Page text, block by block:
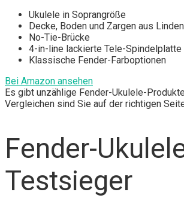
Ukulele in Soprangröße
Decke, Boden und Zargen aus
No-Tie-Brücke
4-in-line lackierte Tele-Spindelplatte
Klassische Fender-Farboptionen
Bei Amazon ansehen
Es gibt unzählige Fender-Ukulele-
Vergleichen sind Sie auf der richtigen
Fender-
Testsieger